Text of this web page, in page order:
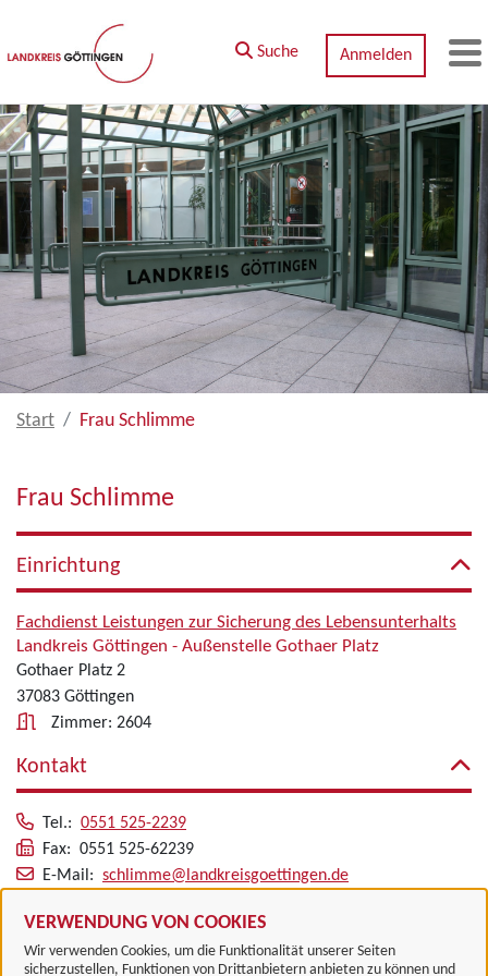
Zum Hauptinhalt springen
VERWENDUNG VON COOKIES
Wir verwenden Cookies, um die Funktionalität unserer Seiten
sicherzustellen, Funktionen von Drittanbietern anbieten zu können und
Suche Anmelden
Start Frau Schlimme
Frau Schlimme
Einrichtung
Fachdienst Leistungen zur Sicherung des Lebensunterhalts
Landkreis Göttingen - Außenstelle Gothaer Platz
Gothaer Platz 2
37083 Göttingen
Zimmer: 2604
Kontakt
Tel.: 0551 525-2239
Fax: 0551 525-62239
E-Mail: schlimme@landkreisgoettingen.de
Alle zugeordneten Einrichtungen